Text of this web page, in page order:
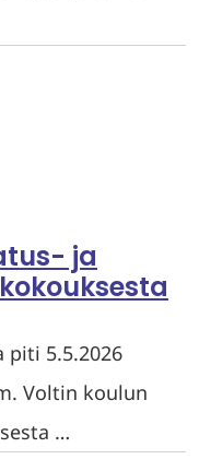
ja
piti 5.5.2026
Voltin koulun
…